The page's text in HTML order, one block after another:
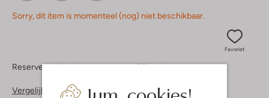
Sorry, dit item is momenteel (nog) niet beschikbaar.
Favoriet
Reserveer direct in een van onze 37 boutiques
Vergelijkbare items